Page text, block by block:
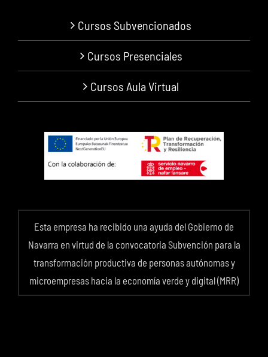
Cursos Subvencionados
Cursos Presenciales
Cursos Aula Virtual
Esta empresa ha recibido una ayuda del Gobierno de
Navarra en virtud de la convocatoria Subvención para la
transformación productiva de personas autónomas y
microempresas hacia la economía verde y digital (MRR)